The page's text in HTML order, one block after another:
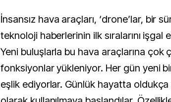
İnsansız hava araçları, ‘drone’lar, bir
teknoloji haberlerinin ilk sıralarını işgal
Yeni buluşlarla bu hava araçlarına çok
fonksiyonlar yükleniyor. Her gün yeni
eşlik ediyorlar. Günlük hayatta oldukça